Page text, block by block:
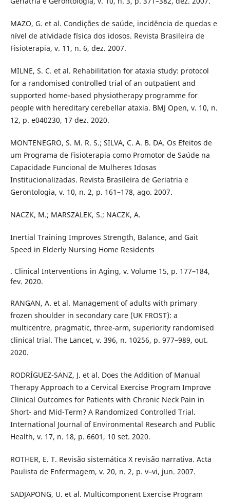
MAZO, G. et al. Condições de saúde, incidência de quedas e
nível de atividade física dos idosos. Revista Brasileira de
Fisioterapia, v. 11, n. 6, dez. 2007.
MILNE, S. C. et al. Rehabilitation for ataxia study: protocol
for a randomised controlled trial of an outpatient and
supported home-based physiotherapy programme for
people with hereditary cerebellar ataxia. BMJ Open, v. 10, n.
12, p. e040230, 17 dez. 2020.
MONTENEGRO, S. M. R. S.; SILVA, C. A. B. DA. Os Efeitos de
um Programa de Fisioterapia como Promotor de Saúde na
Capacidade Funcional de Mulheres Idosas
Institucionalizadas. Revista Brasileira de Geriatria e
Gerontologia, v. 10, n. 2, p. 161–178, ago. 2007.
NACZK, M.; MARSZALEK, S.; NACZK, A.
Inertial Training Improves Strength, Balance, and Gait
Speed in Elderly Nursing Home Residents
. Clinical Interventions in Aging, v. Volume 15, p. 177–184,
fev. 2020.
RANGAN, A. et al. Management of adults with primary
frozen shoulder in secondary care (UK FROST): a
multicentre, pragmatic, three-arm, superiority randomised
clinical trial. The Lancet, v. 396, n. 10256, p. 977–989, out.
2020.
RODRÍGUEZ-SANZ, J. et al. Does the Addition of Manual
Therapy Approach to a Cervical Exercise Program Improve
Clinical Outcomes for Patients with Chronic Neck Pain in
Short- and Mid-Term? A Randomized Controlled Trial.
International Journal of Environmental Research and Public
Health, v. 17, n. 18, p. 6601, 10 set. 2020.
ROTHER, E. T. Revisão sistemática X revisão narrativa. Acta
Paulista de Enfermagem, v. 20, n. 2, p. v–vi, jun. 2007.
SADJAPONG, U. et al. Multicomponent Exercise Program